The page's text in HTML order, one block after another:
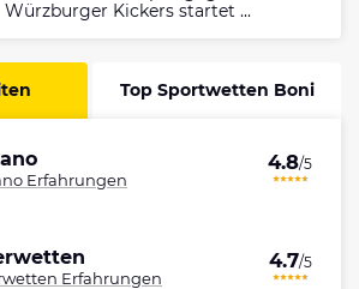
Würzburger Kickers startet ...
Top Sportwetten Boni
Erfahrungen
4.8/5
Erfahrungen
4.7/5